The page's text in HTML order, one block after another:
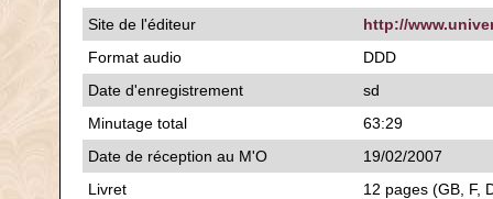
Site de l'éditeur
http://
Format audio
DDD
Date d'enregistrement
sd
Minutage total
63:29
Date de réception au M'O
19/02/2007
Livret
12 pages (GB, F,